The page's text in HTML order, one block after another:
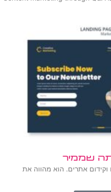
וקידום אתרים. הוא מהווה את